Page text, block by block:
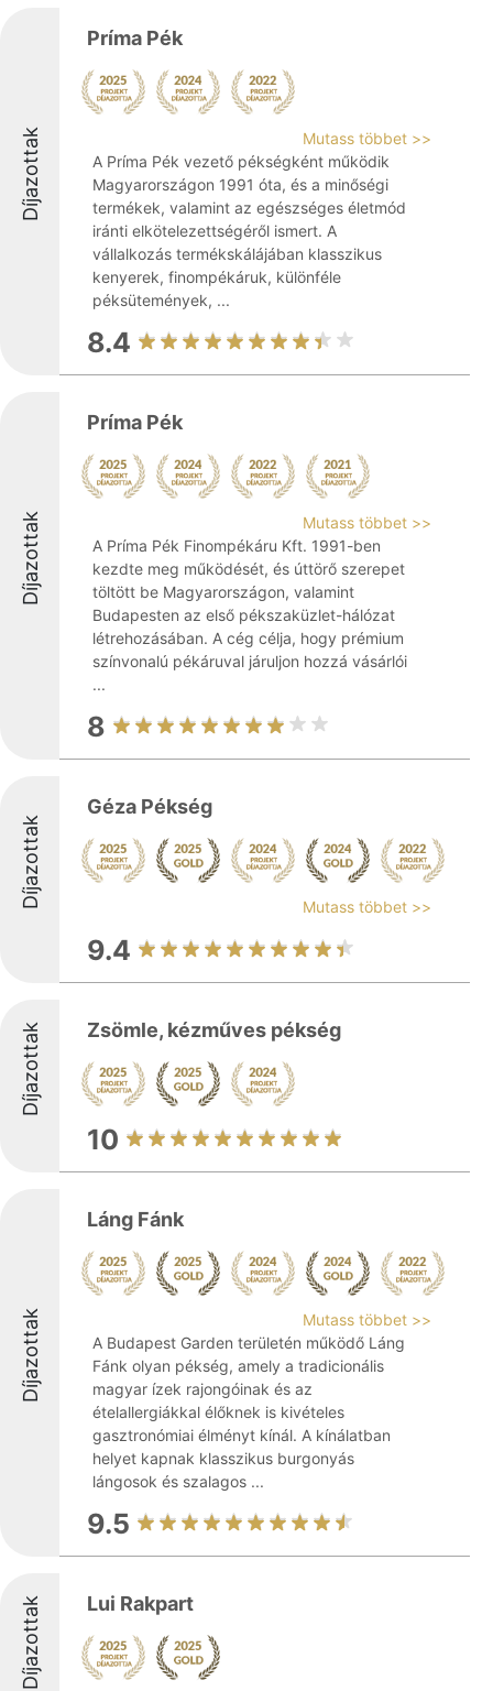
Díjazottak
Príma Pék
Mutass többet >>
A Príma Pék vezető pékségként működik
Magyarországon 1991 óta, és a minőségi
termékek, valamint az egészséges életmód
iránti elkötelezettségéről ismert. A
vállalkozás termékskálájában klasszikus
kenyerek, finompékáruk, különféle
péksütemények, ...
8.4
Díjazottak
Príma Pék
Mutass többet >>
A Príma Pék Finompékáru Kft. 1991-ben
kezdte meg működését, és úttörő szerepet
töltött be Magyarországon, valamint
Budapesten az első pékszaküzlet-hálózat
létrehozásában. A cég célja, hogy prémium
színvonalú pékáruval járuljon hozzá vásárlói
...
8
Díjazottak
Géza Pékség
Mutass többet >>
9.4
Díjazottak Zsömle, kézműves pékség
10
Díjazottak
Láng Fánk
Mutass többet >>
A Budapest Garden területén működő Láng
Fánk olyan pékség, amely a tradicionális
magyar ízek rajongóinak és az
ételallergiákkal élőknek is kivételes
gasztronómiai élményt kínál. A kínálatban
helyet kapnak klasszikus burgonyás
lángosok és szalagos ...
9.5
Díjazottak Lui Rakpart